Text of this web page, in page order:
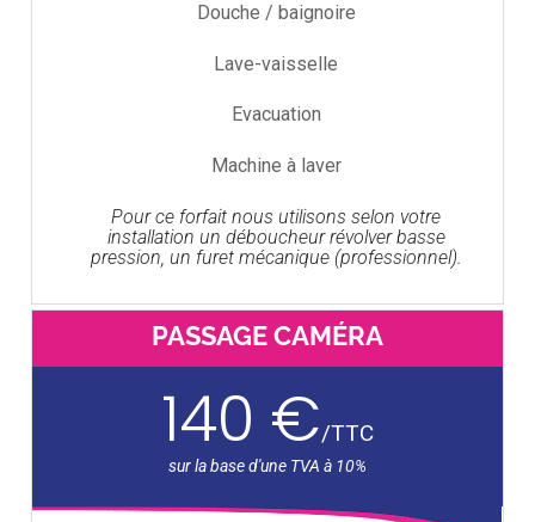
Douche / baignoire
Lave-vaisselle
Evacuation
Machine à laver
Pour ce forfait nous utilisons selon votre
installation un déboucheur révolver basse
pression, un furet mécanique (professionnel).
PASSAGE CAMÉRA
140 €/TTC